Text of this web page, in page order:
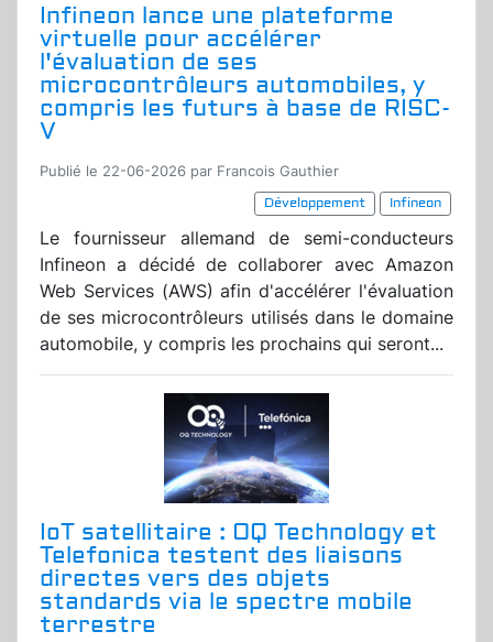
Infineon lance une plateforme
virtuelle pour accélérer
l'évaluation de ses
microcontrôleurs automobiles, y
compris les futurs à base de RISC-
V
Publié le 22-06-2026 par Francois Gauthier
Développement
Infineon
Le fournisseur allemand de semi-conducteurs
Infineon a décidé de collaborer avec Amazon
Web Services (AWS) afin d'accélérer l'évaluation
de ses microcontrôleurs utilisés dans le domaine
automobile, y compris les prochains qui seront...
IoT satellitaire : OQ Technology et
Telefonica testent des liaisons
directes vers des objets
standards via le spectre mobile
terrestre